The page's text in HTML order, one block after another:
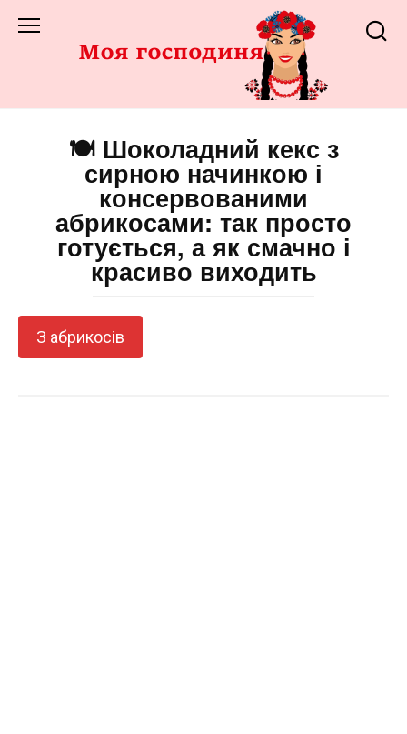
до
🍽️ Шоколадний кекс з
сирною начинкою і
консервованими
абрикосами: так просто
готується, а як смачно і
красиво виходить
З абрикосів